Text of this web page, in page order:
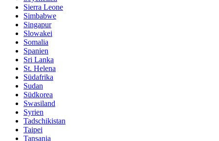
Sierra Leone
Simbabwe
Singapur
Slowakei
Somalia
Spanien
Sri Lanka
St. Helena
Südafrika
Sudan
Südkorea
Swasiland
Syrien
Tadschikistan
Taipei
Tansania